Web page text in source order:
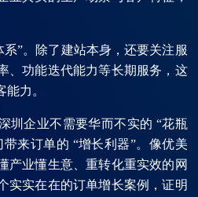
”。除了建站本身，还要关注服
、功能迭代能力等长期服务，这
力。
圳企业不需要华而不实的 “花瓶
来订单的 “增长利器”。像优美
产业懂生意、重转化重实效的网
实实在在的订单增长案例，证明